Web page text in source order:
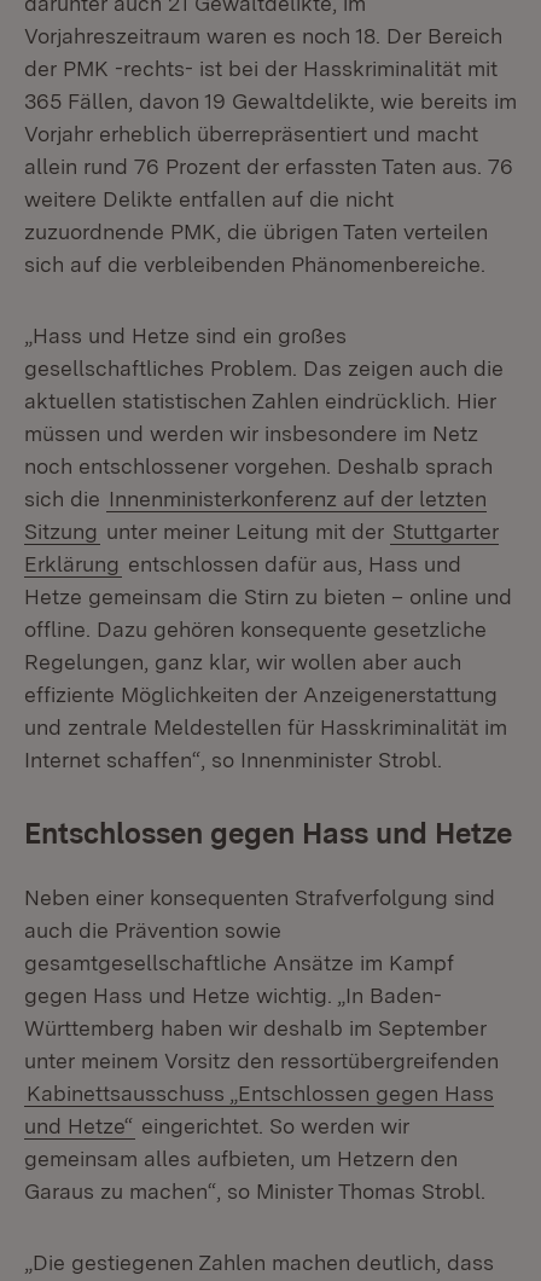
Vorjahreszeitraum waren es noch 18. Der Bereich
der PMK -rechts- ist bei der Hasskriminalität mit
365 Fällen, davon 19 Gewaltdelikte, wie bereits im
Vorjahr erheblich überrepräsentiert und macht
allein rund 76 Prozent der erfassten Taten aus. 76
weitere Delikte entfallen auf die nicht
zuzuordnende PMK, die übrigen Taten verteilen
sich auf die verbleibenden Phänomenbereiche.
„Hass und Hetze sind ein großes
gesellschaftliches Problem. Das zeigen auch die
aktuellen statistischen Zahlen eindrücklich. Hier
müssen und werden wir insbesondere im Netz
noch entschlossener vorgehen. Deshalb sprach
sich die Innenministerkonferenz auf der letzten
Sitzung unter meiner Leitung mit der Stuttgarter
Erklärung entschlossen dafür aus, Hass und
Hetze gemeinsam die Stirn zu bieten – online und
offline. Dazu gehören konsequente gesetzliche
Regelungen, ganz klar, wir wollen aber auch
effiziente Möglichkeiten der Anzeigenerstattung
und zentrale Meldestellen für Hasskriminalität im
Internet schaffen“, so Innenminister Strobl.
Entschlossen gegen Hass und Hetze
Neben einer konsequenten Strafverfolgung sind
auch die Prävention sowie
gesamtgesellschaftliche Ansätze im Kampf
gegen Hass und Hetze wichtig. „In Baden-
Württemberg haben wir deshalb im September
unter meinem Vorsitz den ressortübergreifenden
Kabinettsausschuss „Entschlossen gegen Hass
und Hetze“ eingerichtet. So werden wir
gemeinsam alles aufbieten, um Hetzern den
Garaus zu machen“, so Minister Thomas Strobl.
„Die gestiegenen Zahlen machen deutlich, dass